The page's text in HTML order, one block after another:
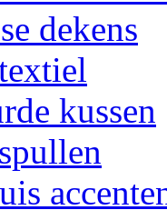
dekens
kussen